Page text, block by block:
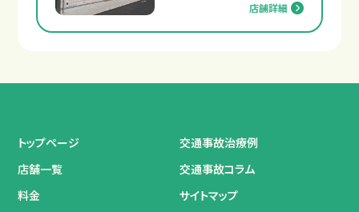
店舗詳細
トップページ
店舗一覧
料金
交通事故治療例
交通事故コラム
サイトマップ